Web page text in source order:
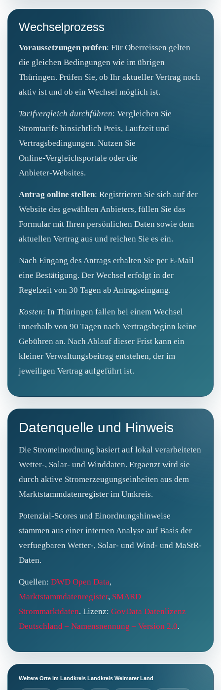
Wechselprozess
Voraussetzungen prüfen: Für Oberreissen gelten
die gleichen Bedingungen wie im übrigen
Thüringen. Prüfen Sie, ob Ihr aktueller Vertrag noch
aktiv ist und ob ein Wechsel möglich ist.
Tarifvergleich durchführen: Vergleichen Sie
Stromtarife hinsichtlich Preis, Laufzeit und
Vertragsbedingungen. Nutzen Sie
Online‑Vergleichsportale oder die
Anbieter‑Websites.
Antrag online stellen: Registrieren Sie sich auf der
Website des gewählten Anbieters, füllen Sie das
Formular mit Ihren persönlichen Daten sowie dem
aktuellen Vertrag aus und reichen Sie es ein.
Nach Eingang des Antrags erhalten Sie per E‑Mail
eine Bestätigung. Der Wechsel erfolgt in der
Regelzeit von 30 Tagen ab Antragseingang.
Kosten: In Thüringen fallen bei einem Wechsel
innerhalb von 90 Tagen nach Vertragsbeginn keine
Gebühren an. Nach Ablauf dieser Frist kann ein
kleiner Verwaltungsbeitrag entstehen, der im
jeweiligen Vertrag aufgeführt ist.
Datenquelle und Hinweis
Die Stromeinordnung basiert auf lokal verarbeiteten
Wetter-, Solar- und Winddaten. Ergaenzt wird sie
durch aktive Stromerzeugungseinheiten aus dem
Marktstammdatenregister im Umkreis.
Potenzial-Scores und Einordnungshinweise
stammen aus einer internen Analyse auf Basis der
verfuegbaren Wetter-, Solar- und Wind- und MaStR-
Daten.
Quellen: DWD Open Data,
Marktstammdatenregister, SMARD
Strommarktdaten. Lizenz: GovData Datenlizenz
Deutschland – Namensnennung – Version 2.0.
Weitere Orte im Landkreis Landkreis Weimarer Land